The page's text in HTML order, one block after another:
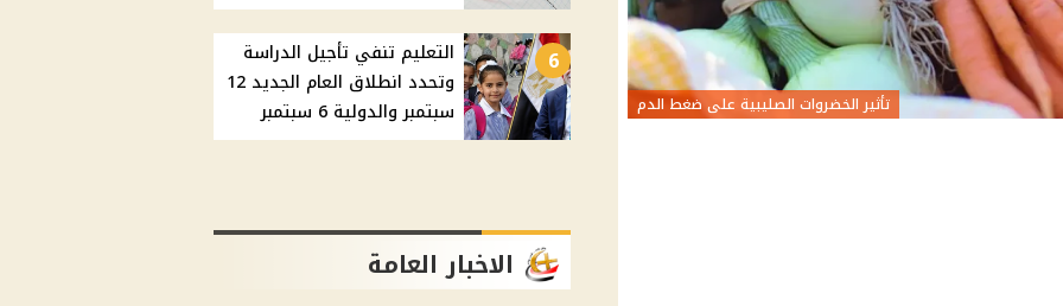
تأثير الخضروات الصليبية على ضغط الدم
6
التعليم تنفي تأجيل الدراسة
وتحدد انطلاق العام الجديد 12
سبتمبر والدولية 6 سبتمبر
الاخبار العامة